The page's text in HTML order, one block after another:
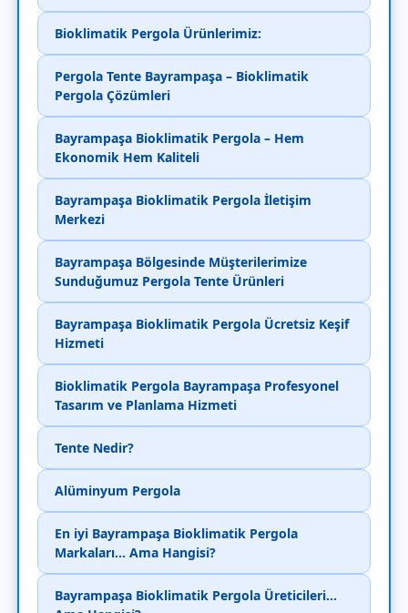
Bioklimatik Pergola Ürünlerimiz:
Pergola Tente Bayrampaşa – Bioklimatik
Pergola Çözümleri
Bayrampaşa Bioklimatik Pergola – Hem
Ekonomik Hem Kaliteli
Bayrampaşa Bioklimatik Pergola İletişim
Merkezi
Bayrampaşa Bölgesinde Müşterilerimize
Sunduğumuz Pergola Tente Ürünleri
Bayrampaşa Bioklimatik Pergola Ücretsiz Keşif
Hizmeti
Bioklimatik Pergola Bayrampaşa Profesyonel
Tasarım ve Planlama Hizmeti
Tente Nedir?
Alüminyum Pergola
En iyi Bayrampaşa Bioklimatik Pergola
Markaları... Ama Hangisi?
Bayrampaşa Bioklimatik Pergola Üreticileri...